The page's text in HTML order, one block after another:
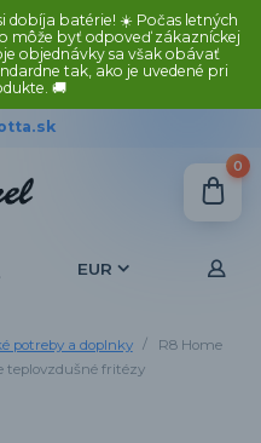
dobíja batérie! ☀️ Počas letných
môže byť odpoveď zákazníckej
objednávky sa však obávať
tak, ako je uvedené pri
🚚
EUR
0
potreby a doplnky
R8 Home
teplovzdušné fritézy